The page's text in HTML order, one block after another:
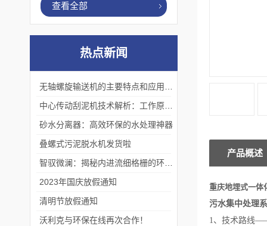
产品概述
重庆地埋式一体
污水集中处理
1、技术路线
查看全部
热点新闻
砂水分离器：高效环保的水处理神器
叠螺式污泥脱水机发货啦
2023年国庆放假通知
清明节放假通知
沃利克与环保在线再次合作！